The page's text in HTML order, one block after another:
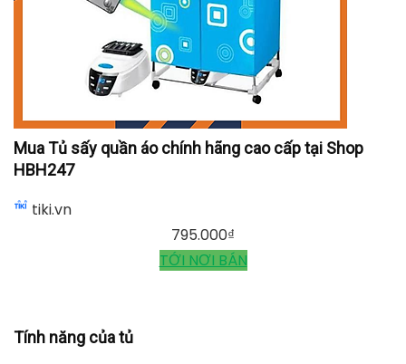
950.000
TỚI NƠI BÁN
Mua Tủ sấy quần áo chính hãng cao cấp tại Shop